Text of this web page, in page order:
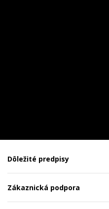
Dôležité predpisy
Zákaznická podpora